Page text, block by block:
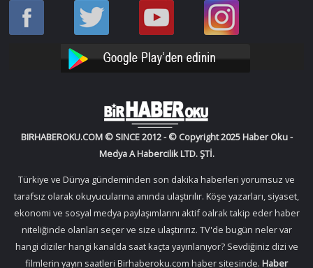
Haber
Oku
Haber
Oku
Bir
Haber
YouTube
Bir
Haber
Instagram
BIRHABEROKU.COM © SINCE 2012 - © Copyright 2025 Haber Oku -
Medya A Habercilik LTD. ŞTİ.
Türkiye ve Dünya gündeminden son dakika haberleri yorumsuz ve
tarafsız olarak okuyucularına anında ulaştırılır. Köşe yazarları, siyaset,
ekonomi ve sosyal medya paylaşımlarını aktif oalrak takip eder haber
niteliğinde olanları seçer ve size ulaştırırız. TV'de bugün neler var
hangi diziler hangi kanalda saat kaçta yayınlanıyor? Sevdiğiniz dizi ve
filmlerin yayın saatleri Birhaberoku.com haber sitesinde. Haber